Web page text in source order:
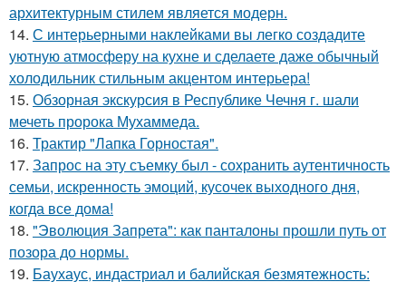
архитектурным стилем является модерн.
14. С интерьерными наклейками вы легко создадите
уютную атмосферу на кухне и сделаете даже обычный
холодильник стильным акцентом интерьера!
15. Обзорная экскурсия в Республике Чечня г. шали
мечеть пророка Мухаммеда.
16. Трактир "Лапка Горностая".
17. Запрос на эту съемку был - сохранить аутентичность
семьи, искренность эмоций, кусочек выходного дня,
когда все дома!
18. "Эволюция Запрета": как панталоны прошли путь от
позора до нормы.
19. Баухаус, индастриал и балийская безмятежность: